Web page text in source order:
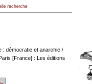
recherche
: démocratie et anarchie/
[France] : Les éditions